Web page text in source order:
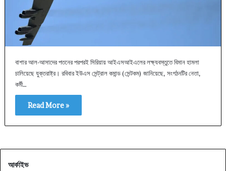
বাশার আল-আসাদের পতনের পরপরই সিরিয়ায় আইএসআইএলের লক্ষ্যবস্তুতে বিমান হামলা
চালিয়েছে যুক্তরাষ্ট্র। রবিবার ইউএস সেন্ট্রাল কমান্ড (সেন্টকম) জানিয়েছে, সংগঠনটির নেতা,
কর্মী…
Read More »
আর্কাইভ